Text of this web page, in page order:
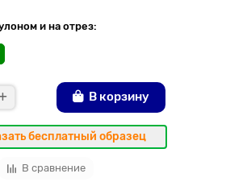
и на отрез:
В корзину
бесплатный образец
В сравнение